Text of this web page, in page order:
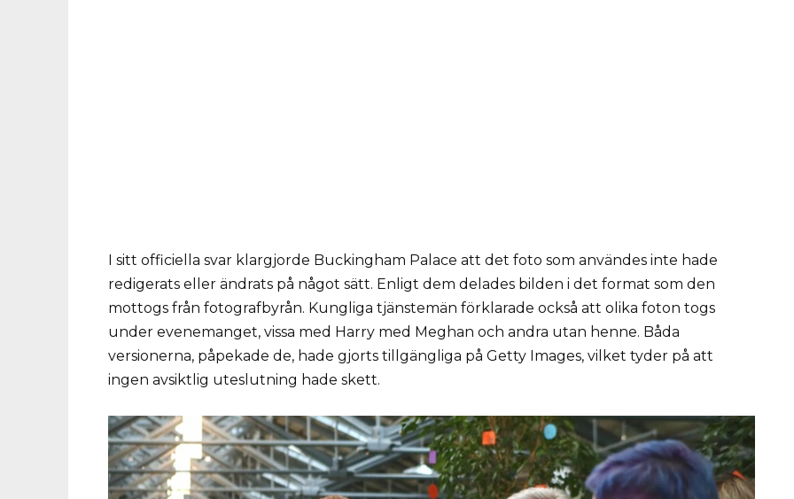
I sitt officiella svar klargjorde Buckingham Palace att det foto som användes inte hade
redigerats eller ändrats på något sätt. Enligt dem delades bilden i det format som den
mottogs från fotografbyrån. Kungliga tjänstemän förklarade också att olika foton togs
under evenemanget, vissa med Harry med Meghan och andra utan henne. Båda
versionerna, påpekade de, hade gjorts tillgängliga på Getty Images, vilket tyder på att
ingen avsiktlig uteslutning hade skett.